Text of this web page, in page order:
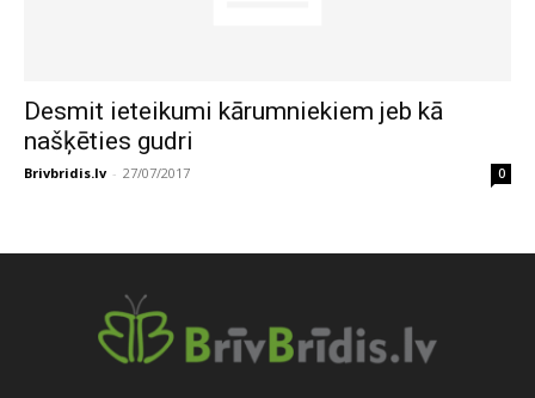
Desmit ieteikumi kārumniekiem jeb kā
našķēties gudri
Brivbridis.lv - 27/07/2017 0